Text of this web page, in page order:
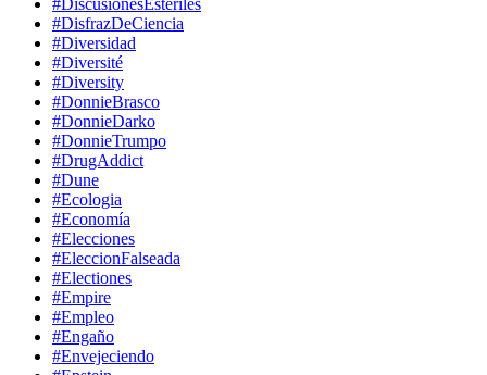
#DiscusionesEsteriles
#DisfrazDeCiencia
#Diversidad
#Diversité
#Diversity
#DonnieBrasco
#DonnieDarko
#DonnieTrumpo
#DrugAddict
#Dune
#Ecologia
#Economía
#Elecciones
#EleccionFalseada
#Electiones
#Empire
#Empleo
#Engaño
#Envejeciendo